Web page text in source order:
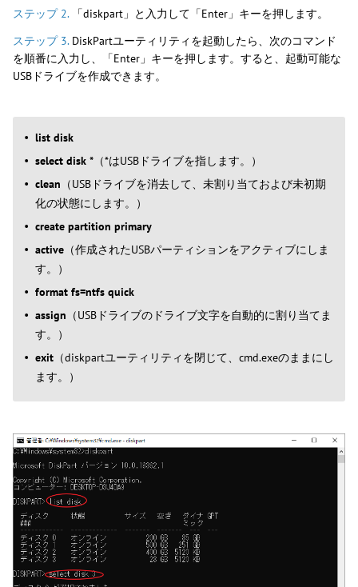
ステップ 2.
「diskpart」と入力して「Enter」キーを押します。
ステップ 3. DiskPartユーティリティを起動したら、次のコマンド
を順番に入力し、「Enter」キーを押します。すると、起動可能な
USBドライブを作成できます。
list disk
select disk * （*はUSBドライブを指します。）
clean （USBドライブを消去して、未割り当ておよび未初期
化の状態にします。）
create partition primary
active （作成されたUSBパーティションをアクティブにしま
す。）
format fs=ntfs quick
assign （USBドライブのドライブ文字を自動的に割り当てま
す。）
exit （diskpartユーティリティを閉じて、cmd.exeのままにし
ます。）